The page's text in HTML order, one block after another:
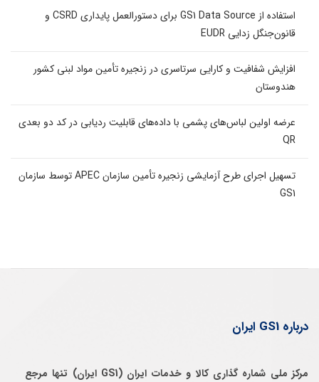
استفاده از GS1 Data Source برای دستورالعمل پایداری CSRD و
قانون‌جنگل زدایی EUDR
افزایش شفافیت و کارایی سرتاسری در زنجیره تأمین مواد لبنی کشور
هندوستان
عرضه اولین لباس‌های پشمی با داده‌های قابلیت ردیابی در کد دو بعدی
QR
تسهیل اجرای طرح آزمایشی زنجیره تأمین سازمان APEC توسط سازمان
GS1
درباره GS1 ایران
مرکز ملی شماره گذاری کالا و خدمات ایران (GS1 ایران) تنها مرجع